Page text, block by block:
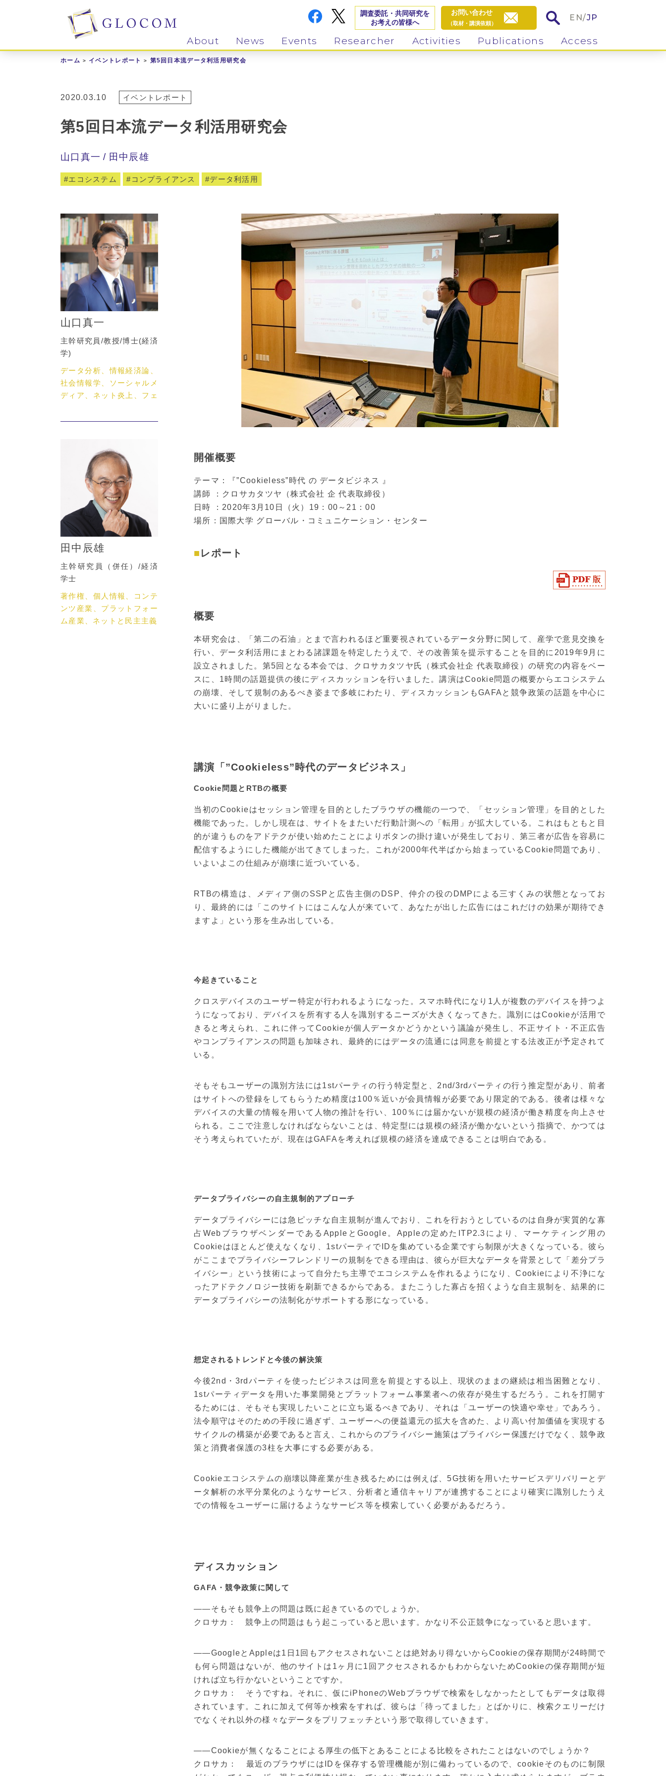
調査委託・共同研究を
お考えの皆様へ
お問い合わせ
（取材・講演依頼）
EN/JP
About News Events Researcher Activities Publications Access
ホーム イベントレポート 第5回日本流データ利活用研究会
2020.03.10 イベントレポート
第5回日本流データ利活用研究会
山口真一 田中辰雄
エコシステム コンプライアンス データ利活用
開催概要
テーマ：『”Cookieless”時代 の データビジネス 』
講師 ：クロサカタツヤ（株式会社 企 代表取締役）
日時 ：2020年3月10日（火）19：00～21：00
場所：国際大学 グローバル・コミュニケーション・センター
レポート
概要
本研究会は、「第二の石油」とまで言われるほど重要視されているデータ分野に関して、産学で意見交換を
行い、データ利活用にまとわる諸課題を特定したうえで、その改善策を提示することを目的に2019年9月に
設立されました。第5回となる本会では、クロサカタツヤ氏（株式会社企 代表取締役）の研究の内容をベー
スに、1時間の話題提供の後にディスカッションを行いました。講演はCookie問題の概要からエコシステム
の崩壊、そして規制のあるべき姿まで多岐にわたり、ディスカッションもGAFAと競争政策の話題を中心に
大いに盛り上がりました。
講演「”Cookieless”時代のデータビジネス」
Cookie問題とRTBの概要
当初のCookieはセッション管理を目的としたブラウザの機能の一つで、「セッション管理」を目的とした
機能であった。しかし現在は、サイトをまたいだ行動計測への「転用」が拡大している。これはもともと目
的が違うものをアドテクが使い始めたことによりボタンの掛け違いが発生しており、第三者が広告を容易に
配信するようにした機能が出てきてしまった。これが2000年代半ばから始まっているCookie問題であり、
いよいよこの仕組みが崩壊に近づいている。
RTBの構造は、メディア側のSSPと広告主側のDSP、仲介の役のDMPによる三すくみの状態となってお
り、最終的には「このサイトにはこんな人が来ていて、あなたが出した広告にはこれだけの効果が期待でき
ますよ」という形を生み出している。
今起きていること
クロスデバイスのユーザー特定が行われるようになった。スマホ時代になり1人が複数のデバイスを持つよ
うになっており、デバイスを所有する人を識別するニーズが大きくなってきた。識別にはCookieが活用で
きると考えられ、これに伴ってCookieが個人データかどうかという議論が発生し、不正サイト・不正広告
やコンプライアンスの問題も加味され、最終的にはデータの流通には同意を前提とする法改正が予定されて
いる。
そもそもユーザーの識別方法には1stパーティの行う特定型と、2nd/3rdパーティの行う推定型があり、前者
はサイトへの登録をしてもらうため精度は100％近いが会員情報が必要であり限定的である。後者は様々な
デバイスの大量の情報を用いて人物の推計を行い、100％には届かないが規模の経済が働き精度を向上させ
られる。ここで注意しなければならないことは、特定型には規模の経済が働かないという指摘で、かつては
そう考えられていたが、現在はGAFAを考えれば規模の経済を達成できることは明白である。
データプライバシーの自主規制的アプローチ
データプライバシーには急ピッチな自主規制が進んでおり、これを行おうとしているのは自身が実質的な寡
占WebブラウザベンダーであるAppleとGoogle。Appleの定めたITP2.3により、マーケティング用の
Cookieはほとんど使えなくなり、1stパーティでIDを集めている企業ですら制限が大きくなっている。彼ら
がここまでプライバシーフレンドリーの規制をできる理由は、彼らが巨大なデータを背景として「差分プラ
イバシー」という技術によって自分たち主導でエコシステムを作れるようになり、Cookieにより不浄にな
ったアドテクノロジー技術を刷新できるからである。またこうした寡占を招くような自主規制を、結果的に
データプライバシーの法制化がサポートする形になっている。
想定されるトレンドと今後の解決策
今後2nd・3rdパーティを使ったビジネスは同意を前提とする以上、現状のままの継続は相当困難となり、
1stパーティデータを用いた事業開発とプラットフォーム事業者への依存が発生するだろう。これを打開す
るためには、そもそも実現したいことに立ち返るべきであり、それは「ユーザーの快適や幸せ」であろう。
法令順守はそのための手段に過ぎず、ユーザーへの便益還元の拡大を含めた、より高い付加価値を実現する
サイクルの構築が必要であると言え、これからのプライバシー施策はプライバシー保護だけでなく、競争政
策と消費者保護の3柱を大事にする必要がある。
Cookieエコシステムの崩壊以降産業が生き残るためには例えば、5G技術を用いたサービスデリバリーとデ
ータ解析の水平分業化のようなサービス、分析者と通信キャリアが連携することにより確実に識別したうえ
での情報をユーザーに届けるようなサービス等を模索していく必要があるだろう。
ディスカッション
GAFA・競争政策に関して
――そもそも競争上の問題は既に起きているのでしょうか。
クロサカ： 競争上の問題はもう起こっていると思います。かなり不公正競争になっていると思います。
――GoogleとAppleは1日1回もアクセスされないことは絶対あり得ないからCookieの保存期間が24時間で
も何ら問題はないが、他のサイトは1ヶ月に1回アクセスされるかもわからないためCookieの保存期間が短
ければ立ち行かないということですか。
クロサカ： そうですね。それに、仮にiPhoneのWebブラウザで検索をしなかったとしてもデータは取得
されています。これに加えて何等か検索をすれば、彼らは「待ってました」とばかりに、検索クエリーだけ
でなくそれ以外の様々なデータをプリフェッチという形で取得していきます。
――Cookieが無くなることによる厚生の低下とあることによる比較をされたことはないのでしょうか？
クロサカ： 最近のブラウザにはIDを保存する管理機能が別に備わっているので、cookieそのものに制限
山口真一
主幹研究員/教授/博士(経済
学)
データ分析、情報経済論、
社会情報学、ソーシャルメ
ディア、ネット炎上、フェ
ィア論
田中辰雄
主幹研究員（併任）/経済
学士
著作権、個人情報、コンテ
ンツ産業、プラットフォー
ム産業、ネットと民主主義